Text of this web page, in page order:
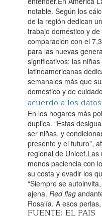
notable. Según los
de la región dedican
trabajo doméstico y
comparación con el
para las nuevas
significativos: las
latinoamericanas
semanales más que
doméstico y de
acuerdo a los
En los hogares más
duplica. “Estas
ser niñas, y
presente y el futuro”,
regional de
menos paciencia con
su costa y evadir los
“Siempre se
ajena. Red flag
Rosalía. A esos
FUENTE: EL PAIS